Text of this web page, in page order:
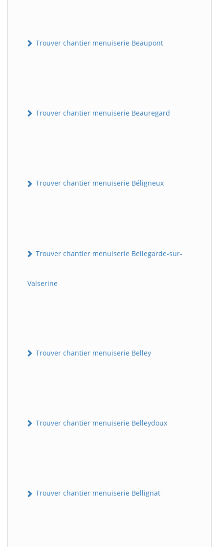
Trouver chantier menuiserie Beaupont
Trouver chantier menuiserie Beauregard
Trouver chantier menuiserie Béligneux
Trouver chantier menuiserie Bellegarde-sur-
Valserine
Trouver chantier menuiserie Belley
Trouver chantier menuiserie Belleydoux
Trouver chantier menuiserie Bellignat